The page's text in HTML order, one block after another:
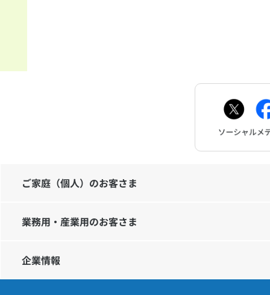
ご家庭（個人）のお客さま
業務用・産業用のお客さま
企業情報